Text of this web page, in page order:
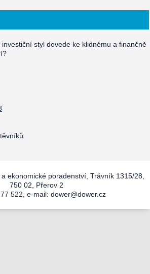
styl dovede ke klidnému a finančně
a ekonomické poradenství, Trávník 1315/28,
750 02, Přerov 2
522, e-mail: dower@dower.cz